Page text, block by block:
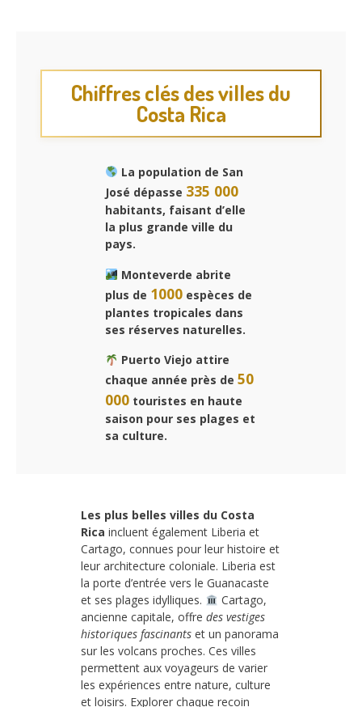
Chiffres clés des villes du
Costa Rica
La population de San
José dépasse 335 000
habitants, faisant d’elle
la plus grande ville du
pays.
Monteverde abrite
plus de 1000 espèces de
plantes tropicales dans
ses réserves naturelles.
Puerto Viejo attire
chaque année près de 50
000 touristes en haute
saison pour ses plages et
sa culture.
Les plus belles villes du Costa
Rica incluent également Liberia et
Cartago, connues pour leur histoire et
leur architecture coloniale. Liberia est
la porte d’entrée vers le Guanacaste
et ses plages idylliques.
Cartago,
ancienne capitale, offre des vestiges
historiques fascinants et un panorama
sur les volcans proches. Ces villes
permettent aux voyageurs de varier
les expériences entre nature, culture
et loisirs. Explorer chaque recoin